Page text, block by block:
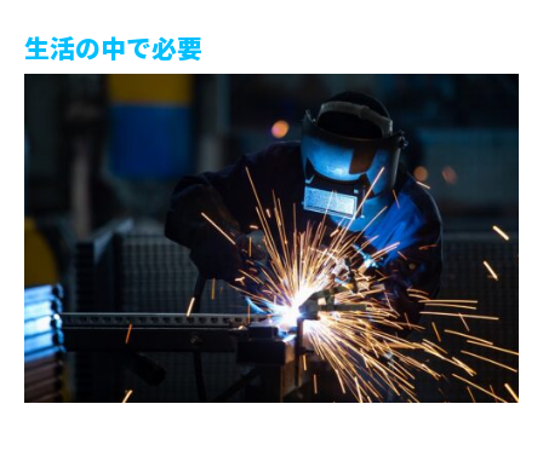
生活の中で必要